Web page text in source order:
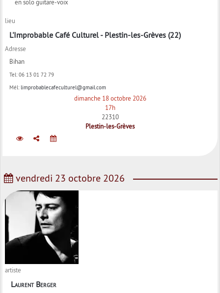
en solo guitare-voix
lieu
L'Improbable Café Culturel - Plestin-les-Grèves (22)
Adresse
Bihan
Tel: 06 13 01 72 79
Mél: limprobablecafeculturel@gmail.com
dimanche 18 octobre 2026
17h
22310
Plestin-les-Grèves
vendredi 23 octobre 2026
artiste
Laurent Berger